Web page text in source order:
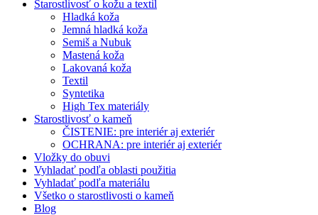
Starostlivosť o kožu a textil
Hladká koža
Jemná hladká koža
Semiš a Nubuk
Mastená koža
Lakovaná koža
Textil
Syntetika
High Tex materiály
Starostlivosť o kameň
ČISTENIE: pre interiér aj exteriér
OCHRANA: pre interiér aj exteriér
Vložky do obuvi
Vyhladať podľa oblasti použitia
Vyhladať podľa materiálu
Všetko o starostlivosti o kameň
Blog